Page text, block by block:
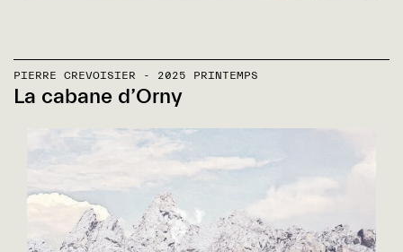
PIERRE CREVOISIER - 2025 PRINTEMPS
La cabane d’Orny